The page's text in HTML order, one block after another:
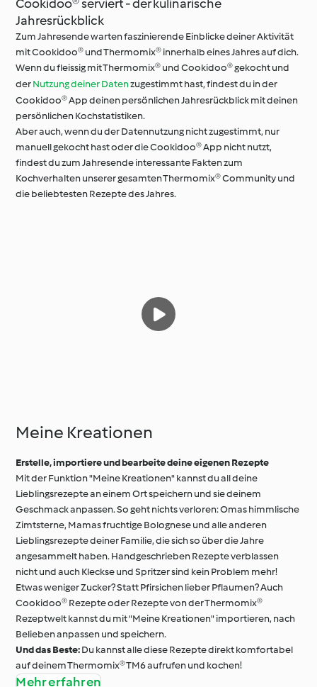
Cookidoo® serviert - der kulinarische
Jahresrückblick
Zum Jahresende warten faszinierende Einblicke deiner Aktivität
mit Cookidoo® und Thermomix® innerhalb eines Jahres auf dich.
Wenn du fleissig mit Thermomix® und Cookidoo® gekocht und
derNutzung deiner Datenzugestimmt hast, findest du in der
Cookidoo® App deinen persönlichen Jahresrückblick mit deinen
persönlichen Kochstatistiken.
Aber auch, wenn du der Datennutzung nicht zugestimmt, nur
manuell gekocht hast oder die Cookidoo® App nicht nutzt,
findest du zum Jahresende interessante Fakten zum
Kochverhalten unserer gesamten Thermomix® Community und
die beliebtesten Rezepte des Jahres.
Meine Kreationen
Erstelle, importiere und bearbeite deine eigenen Rezepte
Mit der Funktion "Meine Kreationen" kannst du all deine
Lieblingsrezepte an einem Ort speichern und sie deinem
Geschmack anpassen. So geht nichts verloren: Omas himmlische
Zimtsterne, Mamas fruchtige Bolognese und alle anderen
Lieblingsrezepte deiner Familie, die sich so über die Jahre
angesammelt haben. Handgeschrieben Rezepte verblassen
nicht und auch Kleckse und Spritzer sind kein Problem mehr!
Etwas weniger Zucker? Statt Pfirsichen lieber Pflaumen? Auch
Cookidoo® Rezepte oder Rezepte von der Thermomix®
Rezeptwelt kannst du mit "Meine Kreationen" importieren, nach
Belieben anpassen und speichern.
Und das Beste:Du kannst alle diese Rezepte direkt komfortabel
auf deinem Thermomix® TM6 aufrufen und kochen!
Mehr erfahren